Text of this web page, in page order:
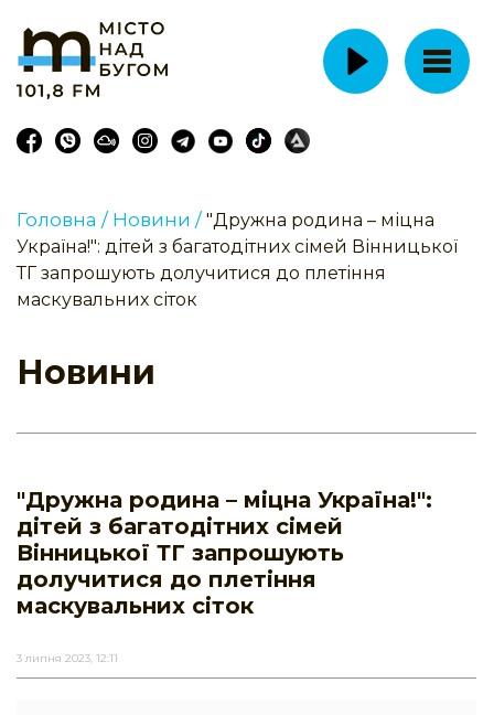
Головна / Новини / "Дружна родина – міцна
Україна!": дітей з багатодітних сімей Вінницької
ТГ запрошують долучитися до плетіння
маскувальних сіток
Новини
"Дружна родина – міцна Україна!":
дітей з багатодітних сімей
Вінницької ТГ запрошують
долучитися до плетіння
маскувальних сіток
3 липня 2023, 12:11